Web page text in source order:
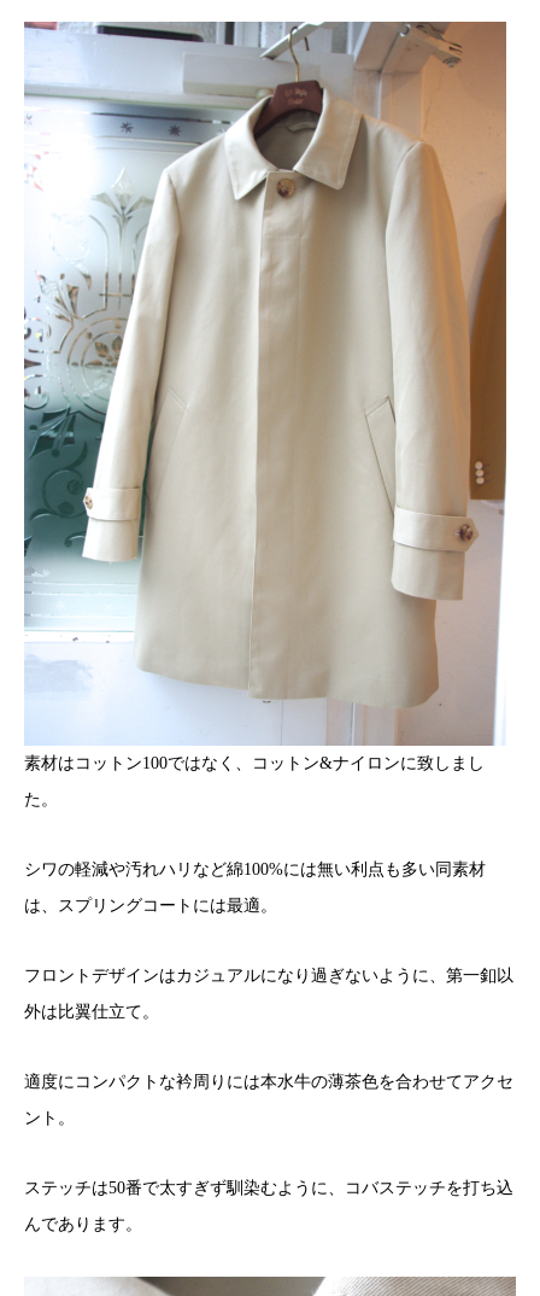
素材はコットン100ではなく、コットン&ナイロンに致しまし
た。
シワの軽減や汚れハリなど綿100%には無い利点も多い同素材
は、スプリングコートには最適。
フロントデザインはカジュアルになり過ぎないように、第一釦以
外は比翼仕立て。
適度にコンパクトな衿周りには本水牛の薄茶色を合わせてアクセ
ント。
ステッチは50番で太すぎず馴染むように、コバステッチを打ち込
んであります。